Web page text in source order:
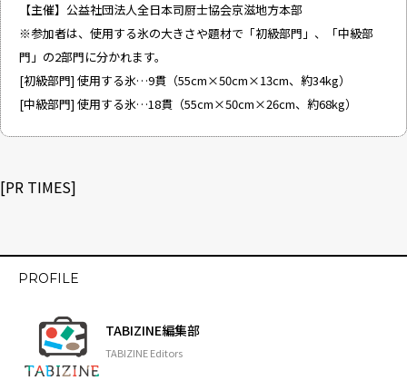
【主催】公益社団法人全日本司厨士協会京滋地方本部
※参加者は、使用する氷の大きさや題材で「初級部門」、「中級部
門」の2部門に分かれます。
[初級部門] 使用する氷…9貫（55cm×50cm×13cm、約34kg）
[中級部門] 使用する氷…18貫（55cm×50cm×26cm、約68kg）
[PR TIMES]
PROFILE
TABIZINE編集部
TABIZINE Editors